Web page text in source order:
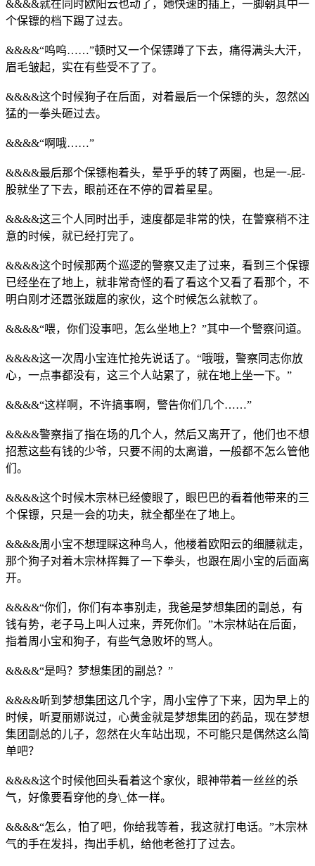
&&&&就在同时欧阳云也动了，她快速的插上，一脚朝其中一
个保镖的档下踢了过去。
&&&&“呜呜……”顿时又一个保镖蹲了下去，痛得满头大汗，
眉毛皱起，实在有些受不了了。
&&&&这个时候狗子在后面，对着最后一个保镖的头，忽然凶
猛的一拳头砸过去。
&&&&“啊哦……”
&&&&最后那个保镖枹着头，晕乎乎的转了两圈，也是一-屁-
股就坐了下去，眼前还在不停的冒着星星。
&&&&这三个人同时出手，速度都是非常的快，在警察稍不注
意的时候，就已经打完了。
&&&&这个时候那两个巡逻的警察又走了过来，看到三个保镖
已经坐在了地上，就非常奇怪的看了看这个又看了看那个，不
明白刚才还嚣张跋扈的家伙，这个时候怎么就軟了。
&&&&“喂，你们没事吧，怎么坐地上？”其中一个警察问道。
&&&&这一次周小宝连忙抢先说话了。“哦哦，警察同志你放
心，一点事都没有，这三个人站累了，就在地上坐一下。”
&&&&“这样啊，不许搞事啊，警告你们几个……”
&&&&警察指了指在场的几个人，然后又离开了，他们也不想
招惹这些有钱的少爷，只要不闹的太离谱，一般都不怎么管他
们。
&&&&这个时候木宗林已经傻眼了，眼巴巴的看着他带来的三
个保镖，只是一会的功夫，就全都坐在了地上。
&&&&周小宝不想理睬这种鸟人，他楼着欧阳云的细腰就走，
那个狗子对着木宗林挥舞了一下拳头，也跟在周小宝的后面离
开。
&&&&“你们，你们有本事别走，我爸是梦想集团的副总，有
钱有势，老子马上叫人过来，弄死你们。”木宗林站在后面，
指着周小宝和狗子，有些气急败坏的骂人。
&&&&“是吗？梦想集团的副总？”
&&&&听到梦想集团这几个字，周小宝停了下来，因为早上的
时候，听夏丽娜说过，心黄金就是梦想集团的药品，现在梦想
集团副总的儿子，忽然在火车站出现，不可能只是偶然这么简
单吧？
&&&&这个时候他回头看着这个家伙，眼神带着一丝丝的杀
气，好像要看穿他的身\_体一样。
&&&&“怎么，怕了吧，你给我等着，我这就打电话。”木宗林
气的手在发抖，掏出手机，给他老爸打了过去。